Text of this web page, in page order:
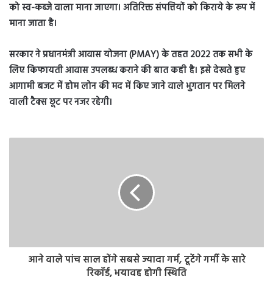
को स्व-कब्जे वाला माना जाएगा। अतिरिक्त संपत्तियों को किराये के रूप में
माना जाता है।
सरकार ने प्रधानमंत्री आवास योजना (PMAY) के तहत 2022 तक सभी के
लिए किफायती आवास उपलब्ध कराने की बात कही है। इसे देखते हुए
आगामी बजट में होम लोन की मद में किए जाने वाले भुगतान पर मिलने
वाली टैक्स छूट पर नजर रहेगी।
आने वाले पांच साल होंगे सबसे ज्यादा गर्म, टूटेंगे गर्मी के सारे
रिकॉर्ड, भयावह होगी स्थिति